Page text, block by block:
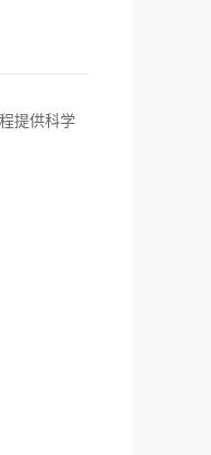
提供科学